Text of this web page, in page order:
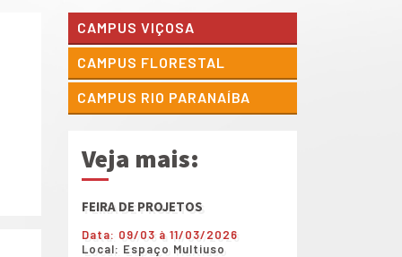
CAMPUS VIÇOSA
CAMPUS FLORESTAL
CAMPUS RIO PARANAÍBA
Veja mais:
FEIRA DE PROJETOS
Data: 09/03 à 11/03/2026
Local: Espaço Multiuso